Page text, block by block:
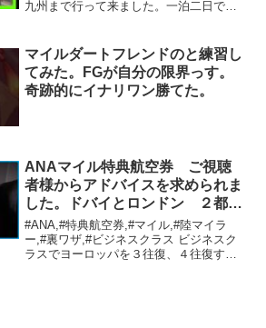
九州まで行って来ました。一泊二日で小
んお貧乏旅、晩酌のついでにでもご覧頂
けると幸いです。※ワクチ...
マイルダートフレンドのと練習し
てみた。FGが自分の限界っす。
奇跡的にイナリワン勝てた。
ANAマイル特典航空券 ご視聴
者様からアドバイスを求められま
した。ドバイとロンドン ２都市
をめぐる旅程を作りました。
#ANA,#特典航空券,#マイル,#陸マイラ
ー,#裏ワザ,#ビジネスクラス ビジネスク
ラスでヨーロッパを３往復、４往復する